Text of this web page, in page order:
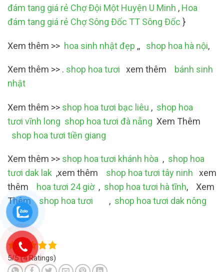
đám tang giá rẻ Chợ Đội Một Huyện U Minh , Hoa
đám tang giá rẻ Chợ Sông Đốc TT Sông Đốc }
Xem thêm >> hoa sinh nhật đẹp ,, shop hoa hà nội,
Xem thêm >> . shop hoa tươi xem thêm
bánh sinh
nhật
Xem thêm >> shop hoa tươi bạc liêu , shop hoa
tươi vĩnh long shop hoa tươi đà nẵng Xem Thêm
shop hoa tươi tiền giang
Xem thêm >> shop hoa tươi khánh hòa , shop hoa
tươi dak lak ,xem thêm shop hoa tươi tây ninh xem
thêm hoa tươi 24 giờ , shop hoa tươi hà tĩnh, Xem
Thêm shop hoa tươi , shop hoa tươi dak nông
5/5 (4 Ratings)